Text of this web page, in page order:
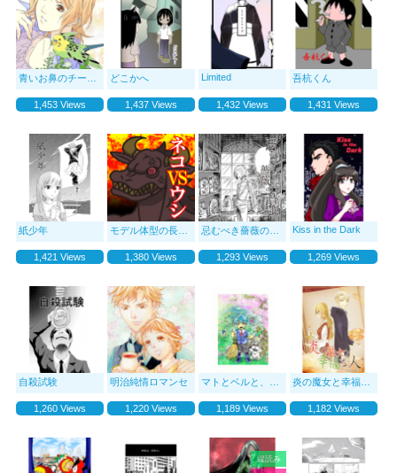
青いお鼻のチータン
1,453 Views
どこかへ
1,437 Views
Limited
1,432 Views
吾杭くん
1,431 Views
紙少年
1,421 Views
モデル体型の長足ネコチャンのおはなし（大長編） ネコVSウシ
1,380 Views
忌むべき薔薇の賛歌
1,293 Views
Kiss in the Dark
1,269 Views
自殺試験
1,260 Views
明治純情ロマンセ
1,220 Views
マトとベルと、不思議な森
1,189 Views
炎の魔女と幸福な人
1,182 Views
縦読み